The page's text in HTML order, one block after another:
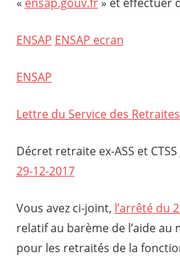
ENSAP ENSAP ecran
ENSAP
Lettre du Service des
Décret retraite ex-ASS et CTSS
29-12-2017
Vous avez ci-joint, l’arrêté du
relatif au barème de l’aide au
pour les retraités de la